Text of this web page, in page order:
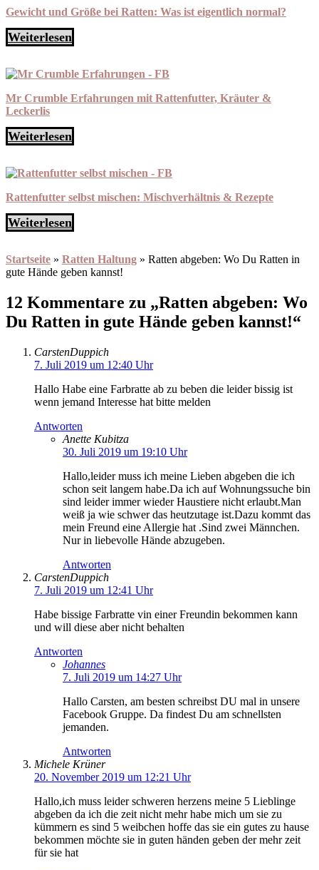
Gewicht und Größe bei Ratten: Was ist eigentlich normal?
Weiterlesen
Mr Crumble Erfahrungen mit Rattenfutter, Kräuter &
Leckerlis
Weiterlesen
Rattenfutter selbst mischen: Mischverhältnis & Rezepte
Weiterlesen
Startseite » Ratten Haltung » Ratten abgeben: Wo Du Ratten in
gute Hände geben kannst!
12 Kommentare zu „Ratten abgeben: Wo
Du Ratten in gute Hände geben kannst!“
CarstenDuppich
7. Juli 2019 um 12:40 Uhr
Hallo Habe eine Farbratte ab zu beben die leider bissig ist
wenn jemand Interesse hat bitte melden
Antworten
Anette Kubitza
30. Juli 2019 um 19:10 Uhr
Hallo,leider muss ich meine Lieben abgeben die ich
schon seit langem habe.Da ich auf Wohnungssuche bin
sind leider immer wieder Haustiere nicht erlaubt.Man
weiß ja wie schwer das heutzutage ist.Dazu kommt das
mein Freund eine Allergie hat .Sind zwei Männchen.
Nur in liebevolle Hände abzugeben.
Antworten
CarstenDuppich
7. Juli 2019 um 12:41 Uhr
Habe bissige Farbratte vin einer Freundin bekommen kann
und will diese aber nicht behalten
Antworten
Johannes
7. Juli 2019 um 14:27 Uhr
Hallo Carsten, am besten schreibst DU mal in unsere
Facebook Gruppe. Da findest Du am schnellsten
jemanden.
Antworten
Michele Krüner
20. November 2019 um 12:21 Uhr
Hallo,ich muss leider schweren herzens meine 5 Lieblinge
abgeben da ich die zeit nicht mehr habe mich um sie zu
kümmern es sind 5 weibchen hoffe das sie ein gutes zu hause
bekommen möchte sie in guten händen geben der mehr zeit
für sie hat